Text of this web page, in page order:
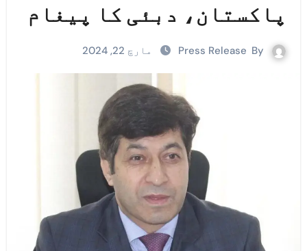
پاکستان، دبئی کا پیغام
Press Release مارچ 22, 2024